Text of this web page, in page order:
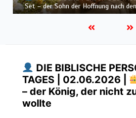
Schmerz
Eva –
DIE BIBLISCHE
TAGES | 02.06.2026 |
– der König, der nicht
wollte